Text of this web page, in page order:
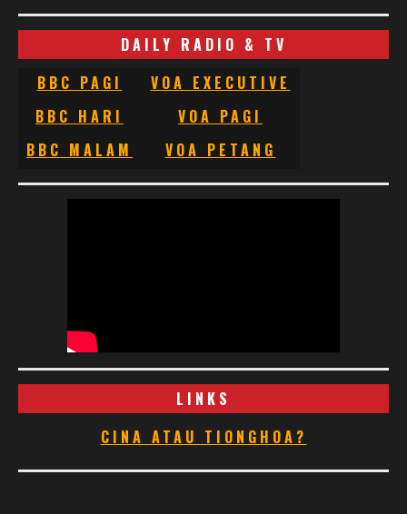
DAILY RADIO & TV
BBC PAGI
VOA EXECUTIVE
BBC HARI
VOA PAGI
BBC MALAM
VOA PETANG
LINKS
CINA ATAU TIONGHOA?